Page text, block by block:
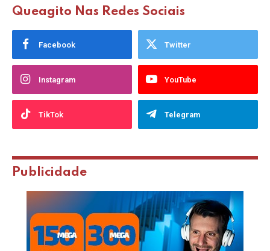
Queagito Nas Redes Sociais
Facebook Twitter
Instagram YouTube
TikTok Telegram
Publicidade